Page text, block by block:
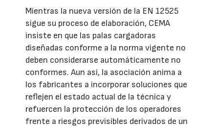
Mientras la nueva versión de la EN 12525
sigue su proceso de elaboración, CEMA
insiste en que las palas cargadoras
diseñadas conforme a la norma vigente no
deben considerarse automáticamente no
conformes. Aun así, la asociación anima a
los fabricantes a incorporar soluciones que
reflejen el estado actual de la técnica y
refuercen la protección de los operadores
frente a riesgos previsibles derivados de un